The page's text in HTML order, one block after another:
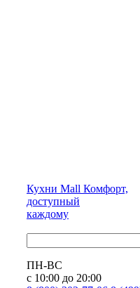
Кухни Mall Комфорт,
доступный
каждому
ПН-ВС
с 10:00 до 20:00